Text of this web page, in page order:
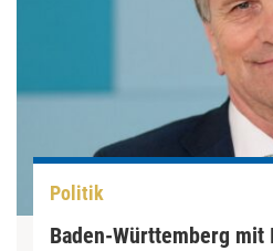
Politik
Baden-Württemberg